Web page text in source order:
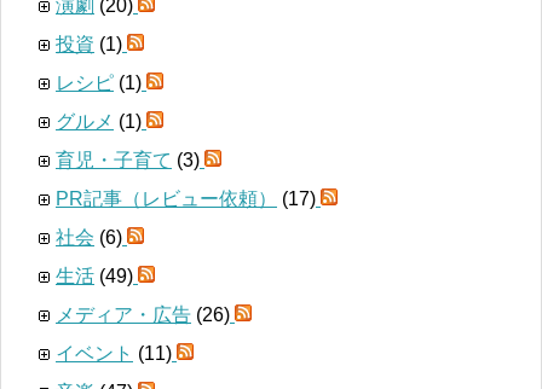
演劇 (20)
投資 (1)
レシピ (1)
グルメ (1)
育児・子育て (3)
PR記事（レビュー依頼）
(17)
社会 (6)
生活 (49)
メディア・広告 (26)
イベント (11)